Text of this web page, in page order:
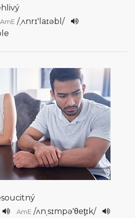
AmE /ˌʌnrɪ'laɪəbl /
AmE /ʌnˌsɪmpə'θet̬ɪk/